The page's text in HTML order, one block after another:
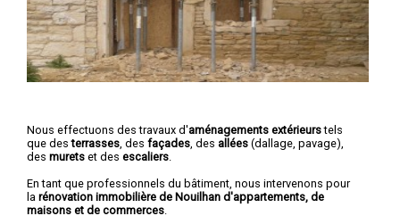
Nous effectuons des travaux d'aménagements extérieurstels
que desterrasses , des façades , des allées (dallage, pavage),
des murets et des escaliers
En tant que professionnels du bâtiment, nous intervenons pour
la rénovation immobilière de Nouilhan d'appartements, de
maisons et de commerces